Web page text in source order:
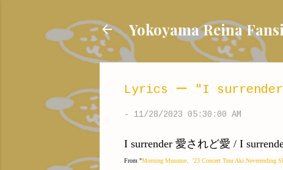
Yokoyama Reina
Lyrics ー "I
- 11/28/2023 05:30:00 AM
I surrender 愛されど愛 / I
From "Morning Musume。'23 Concert Tour Aki Neverending